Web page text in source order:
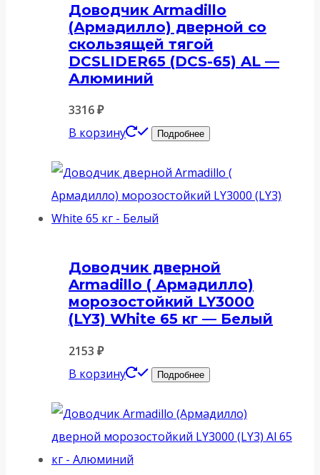
Доводчик Armadillo
(Армадилло) дверной со
скользящей тягой
DCSLIDER65 (DCS-65) AL —
Алюминий
3316₽
В корзину
Подробнее
Доводчик дверной
Armadillo ( Армадилло)
морозостойкий LY3000
(LY3) White 65 кг — Белый
2153 ₽
В корзину
Подробнее